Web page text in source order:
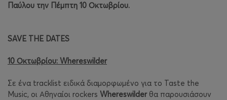
Παύλου την Πέμπτη 10 Οκτωβρίου.
SAVE THE DATES
10 Οκτωβρίου: Whereswilder
Σε ένα tracklist ειδικά διαμορφωμένο για το Taste the
Music, οι Αθηναίοι rockers Whereswilder θα παρουσιάσουν